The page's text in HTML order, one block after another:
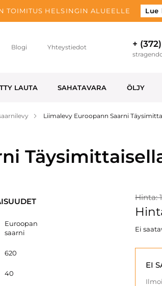
TOIMITUS HELSINGIN ALUEELLE Lue
Blogi Yhteystiedot +
LAUTA SAHATAVARA ÖLJY
Liimalevy Euroopann Saarni
Euroopan
saarni
620
40
Hinta:
Ei
EI